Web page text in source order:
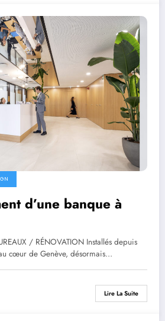
d’une banque à
/ RÉNOVATION Installés depuis
cœur de Genève, désormais…
Lire La Suite